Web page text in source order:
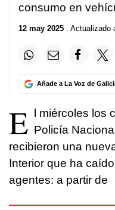
consumo en
12 may 2025 . Actualizado
Añade a La Voz de
E
l miércoles los
Policía
recibieron una
Interior que ha
agentes: a partir de